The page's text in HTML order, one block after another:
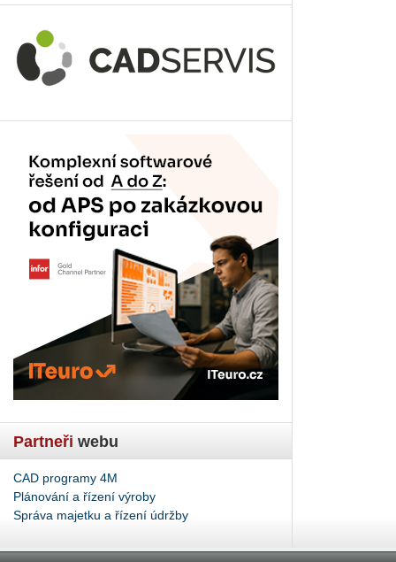
Partneři webu
CAD programy 4M
Plánování a řízení výroby
Správa majetku a řízení údržby